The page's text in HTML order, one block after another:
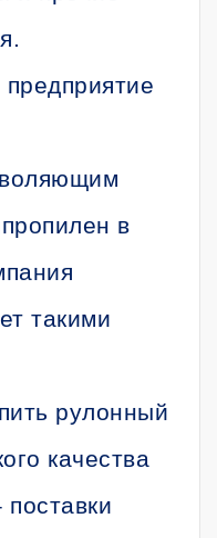
в
такими
рулонный
качества